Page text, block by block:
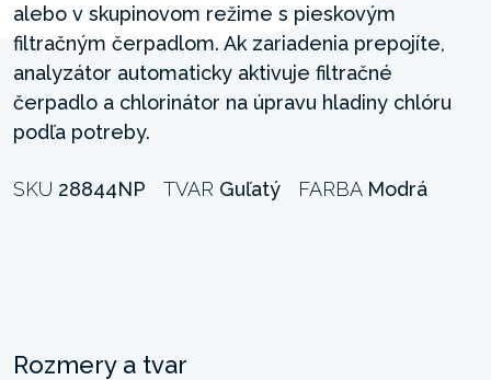
alebo v skupinovom režime s pieskovým
filtračným čerpadlom. Ak zariadenia prepojíte,
analyzátor automaticky aktivuje filtračné
čerpadlo a chlorinátor na úpravu hladiny chlóru
podľa potreby.
SKU 28844NP TVAR Guľatý FARBA Modrá
Rozmery a tvar